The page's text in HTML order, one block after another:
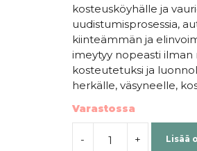
kosteusköyhälle ja
uudistumisprosessia,
kiinteämmän ja
imeytyy nopeasti ilman
kosteutetuksi ja
herkälle, väsyneelle,
Varastossa
- + Lisää